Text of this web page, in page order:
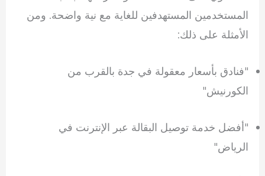
المستخدمين المستهدفين للغاية مع نية واضحة. ومن
الأمثلة على ذلك:
"فنادق بأسعار معقولة في جدة بالقرب من
الكورنيش"
"أفضل خدمة توصيل البقالة عبر الإنترنت في
الرياض"